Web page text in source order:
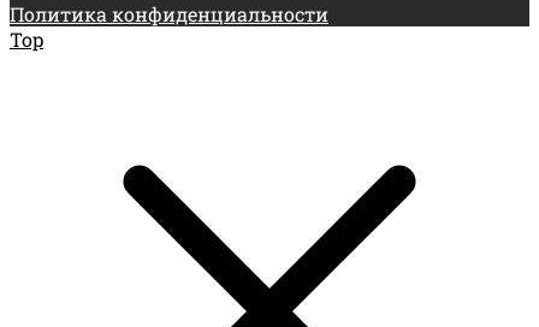
Политика конфиденциальности
Top